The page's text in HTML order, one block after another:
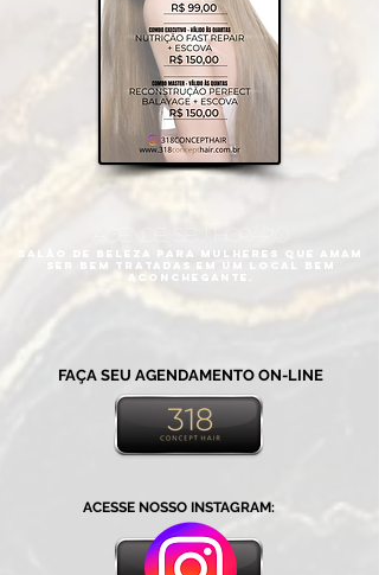
Salão de Beleza para mulheres que amam
ser bem tratadas em um local bem
aconchegante.
FAÇA SEU AGENDAMENTO ON-LINE
ACESSE NOSSO INSTAGRAM: